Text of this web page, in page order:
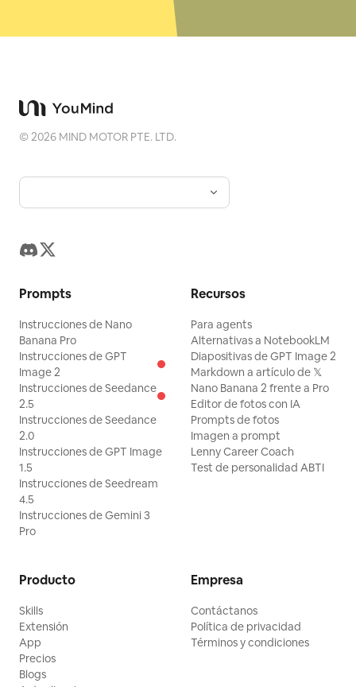
©2026 MIND MOTOR PTE. LTD.
Prompts
Instrucciones de Nano
Banana Pro
Instrucciones de GPT
Image 2
Instrucciones de Seedance
2.5
Instrucciones de Seedance
2.0
Instrucciones de GPT Image
1.5
Instrucciones de Seedream
4.5
Instrucciones de Gemini 3
Pro
Recursos
Para agents
Alternativas a NotebookLM
Diapositivas de GPT Image 2
Markdown a artículo de 𝕏
Nano Banana 2 frente a Pro
Editor de fotos con IA
Prompts de fotos
Imagen a prompt
Lenny Career Coach
Test de personalidad ABTI
Producto
Skills
Extensión
App
Precios
Blogs
Empresa
Contáctanos
Política de privacidad
Términos y condiciones